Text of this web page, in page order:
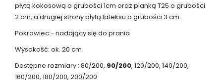
płytą kokosową o grubości 1cm oraz pianką T25 o grubości
2 cm, a drugiej strony płytą lateksu o grubości 3 cm.
Pokrowiec:- nadający się do prania
Wysokość: ok. 20 cm
Dostępne rozmiary : 80/200, 90/200, 120/200, 140/200,
160/200, 180/200, 200/200